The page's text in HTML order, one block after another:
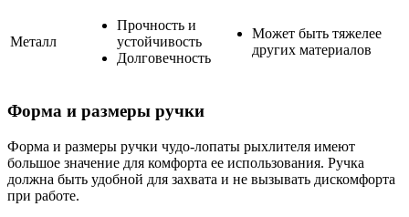
Металл
Прочность и
устойчивость
Долговечность
Может быть тяжелее
других материалов
Форма и размеры ручки
Форма и размеры ручки чудо-лопаты рыхлителя имеют
большое значение для комфорта ее использования. Ручка
должна быть удобной для захвата и не вызывать дискомфорта
при работе.